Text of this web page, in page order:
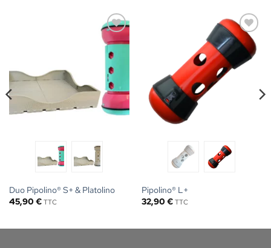
Ajouter
à la liste
de
souhaits
Duo Pipolino® S+ & Platolino
45,90 € TTC
Ajouter
à la liste
de
souhaits
Pipolino® L+
32,90 € TTC